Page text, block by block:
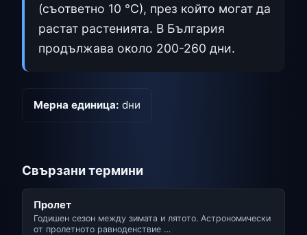
(съответно 10 °C), през който могат да
растат растенията. В България
продължава около 200-260 дни.
Мерна единица: dни
Свързани термини
Пролет
Годишен сезон между зимата и лятото. Астрономически
от пролетното равноденствие …